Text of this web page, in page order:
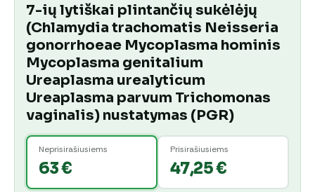
7-ių lytiškai plintančių sukėlėjų
(Chlamydia trachomatis Neisseria
gonorrhoeae Mycoplasma hominis
Mycoplasma genitalium
Ureaplasma urealyticum
Ureaplasma parvum Trichomonas
vaginalis) nustatymas (PGR)
Neprisirašiusiems
63 €
Prisirašiusiems
47,25 €